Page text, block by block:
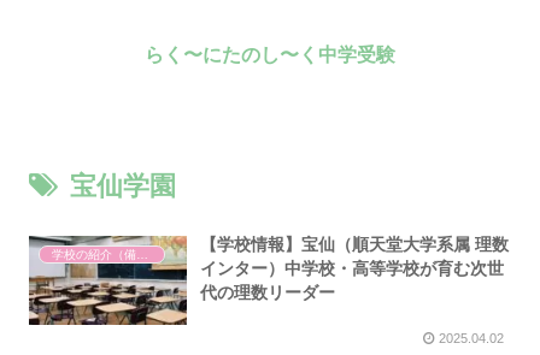
らく〜にたのし〜く中学受験
宝仙学園
【学校情報】宝仙（順天堂大学系属 理数
インター）中学校・高等学校が育む次世
代の理数リーダー
2025.04.02